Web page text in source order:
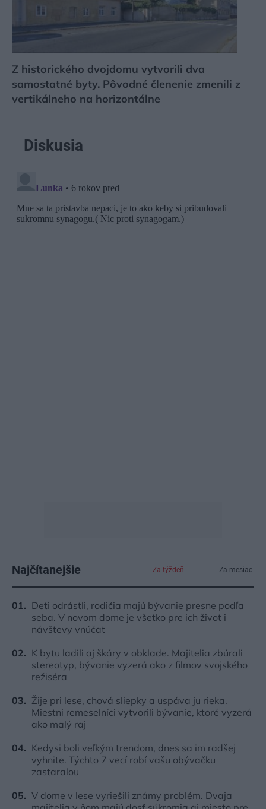
Z historického dvojdomu vytvorili dva
samostatné byty. Pôvodné členenie zmenili z
vertikálneho na horizontálne
Diskusia
Najčítanejšie Za týždeň Za mesiac
Deti odrástli, rodičia majú bývanie presne podľa
seba. V novom dome je všetko pre ich život i
návštevy vnúčat
K bytu ladili aj škáry v obklade. Majitelia zbúrali
stereotyp, bývanie vyzerá ako z filmov svojského
režiséra
Žije pri lese, chová sliepky a uspáva ju rieka.
Miestni remeselníci vytvorili bývanie, ktoré vyzerá
ako malý raj
Kedysi boli veľkým trendom, dnes sa im radšej
vyhnite. Týchto 7 vecí robí vašu obývačku
zastaralou
V dome v lese vyriešili známy problém. Dvaja